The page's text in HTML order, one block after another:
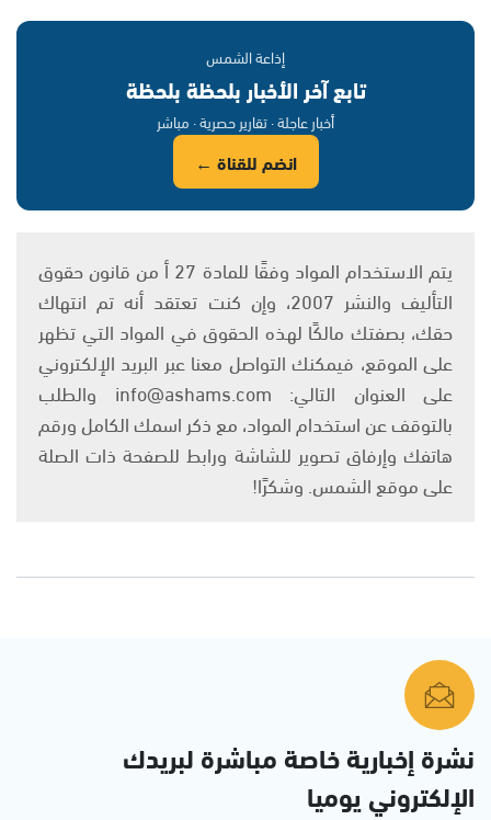
إذاعة الشمس
تابع آخر الأخبار بلحظة بلحظة
أخبار عاجلة · تقارير حصرية · مباشر
انضم للقناة ←
يتم الاستخدام المواد وفقًا للمادة 27 أ من قانون حقوق
التأليف والنشر 2007، وإن كنت تعتقد أنه تم انتهاك
حقك، بصفتك مالكًا لهذه الحقوق في المواد التي تظهر
على الموقع، فيمكنك التواصل معنا عبر البريد الإلكتروني
على العنوان التالي: info@ashams.com والطلب
بالتوقف عن استخدام المواد، مع ذكر اسمك الكامل ورقم
هاتفك وإرفاق تصوير للشاشة ورابط للصفحة ذات الصلة
على موقع الشمس. وشكرًا!
نشرة إخبارية خاصة مباشرة لبريدك
الإلكتروني يوميا